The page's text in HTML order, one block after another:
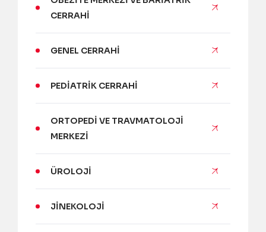
CERRAHI
GENEL CERRAHI
PEDIATRIK CERRAHI
ORTOPEDI VE TRAVMATOLOJI
MERKEZI
ÜROLOJI
JINEKOLOJI